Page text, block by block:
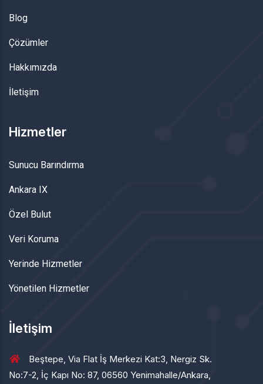
Blog
Çözümler
Hakkımızda
İletişim
Hizmetler
Sunucu Barındırma
Ankara IX
Özel Bulut
Veri Koruma
Yerinde Hizmetler
Yönetilen Hizmetler
İletişim
Beştepe, Via Flat İş Merkezi Kat:3, Nergiz Sk.
No:7-2, İç Kapı No: 87, 06560 Yenimahalle/Ankara,